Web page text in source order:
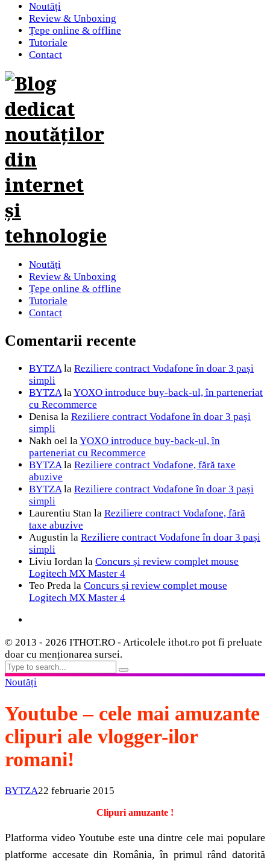
Noutăți
Review & Unboxing
Țepe online & offline
Tutoriale
Contact
Noutăți
Review & Unboxing
Țepe online & offline
Tutoriale
Contact
Comentarii recente
BYTZAla Reziliere contract Vodafone în doar 3 pași
simpli
BYTZAlaYOXO introduce buy-back-ul, în parteneriat
cu Recommerce
Denisa la Reziliere contract Vodafone în doar 3 pași
simpli
Nakh oel laYOXO introduce buy-back-ul, în
parteneriat cu Recommerce
BYTZAla Reziliere contract Vodafone, fără taxe
abuzive
BYTZAla Reziliere contract Vodafone în doar 3 pași
simpli
Laurentiu Stan la Reziliere contract Vodafone, fără
taxe abuzive
Augustin la Reziliere contract Vodafone în doar 3 pași
simpli
Liviu Iordan la Concurs și review complet mouse
Logitech MX Master 4
Teo Preda la Concurs și review complet mouse
Logitech MX Master 4
© 2013 - 2026 ITHOT.RO - Articolele ithot.ro pot fi preluate
doar cu menționarea sursei.
Noutăți
Youtube – cele mai amuzante
clipuri ale vlogger-ilor
romani!
BYTZA22 februarie 2015
Clipuri amuzante !
Platforma video Youtube este una dintre cele mai populare
platforme accesate din România, în primul rând datorită